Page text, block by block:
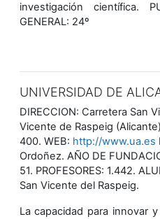
investigación científica.
GENERAL: 24º
UNIVERSIDAD DE
DIRECCION: Carretera San
Vicente de Raspeig
400. WEB: http://www.ua.es
Ordoñez. AÑO DE
51. PROFESORES: 1.442.
San Vicente del Raspeig.
La capacidad para innovar